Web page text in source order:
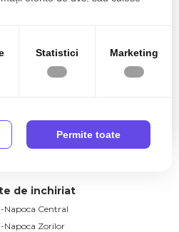
160mp+4 terase Buna
de inchiriat
Central
Zorilor
Statistici Marketing
Permite toate